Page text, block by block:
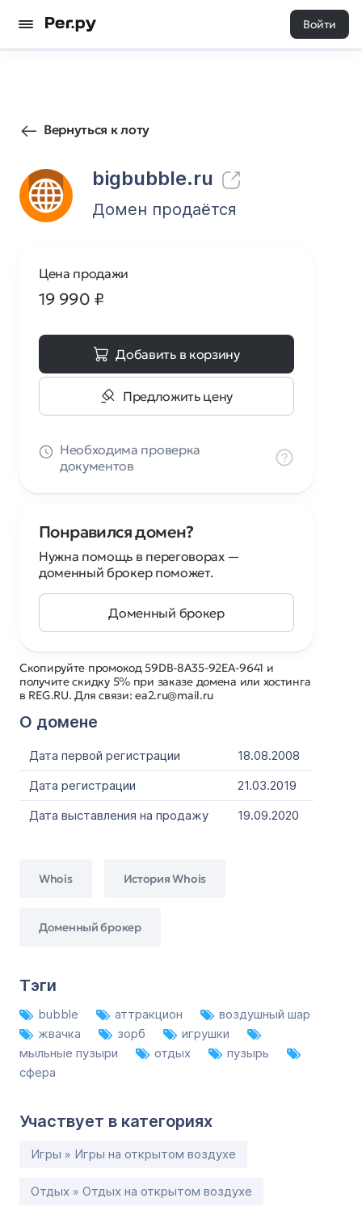
Войти
Вернуться к лоту
bigbubble.ru
33 1
Домен продаётся
Скопируйте промокод 59DB-8A35-92EA-9641 и
получите скидку 5% при заказе домена или хостинга
в REG.RU. Для связи: ea2.ru@mail.ru
О домене
Дата первой регистрации
18.08.2008
Дата регистрации
21.03.2019
Дата выставления на продажу
19.09.2020
Whois История Whois
Доменный брокер
Тэги
bubble аттракцион
воздушный шар
жвачка
зорб
игрушки
мыльные пузыри
отдых
пузырь
сфера
Участвует в категориях
Игры » Игры на открытом воздухе
Отдых » Отдых на открытом воздухе
Цена продажи
19 990 ₽
Добавить в корзину
Предложить цену
Необходима проверка
документов
Понравился домен?
Нужна помощь в переговорах —
доменный брокер поможет.
Доменный брокер